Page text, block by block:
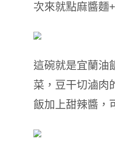
次來就點麻醬麵
這碗就是宜蘭油
菜，豆干切滷肉
飯加上甜辣醬，